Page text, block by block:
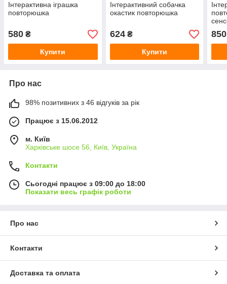
Інтерактивна іграшка
повторюшка
580 ₴
Купити
Інтерактивний собачка
окастик повторюшка
624₴
Купити
850
Про нас
98% позитивних з 46 відгуків за рік
Працює з 15.06.2012
м. Київ
Харківське шосе 56, Київ, Україна
Контакти
Сьогодні працює з 09:00 до 18:00
Показати весь графік роботи
Про нас
Контакти
Доставка та оплата